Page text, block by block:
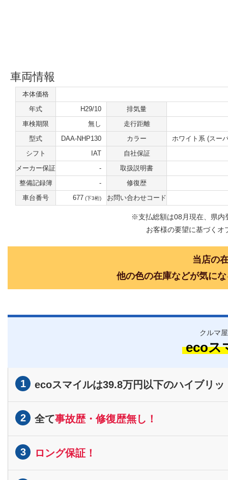
車両情報
本体価格
年式
H29/10
排気量
車検期限
無し
走行距離
型式
DAA-NHP130 カラー
ホワイト系 (スー
シフト
IAT
自社保証
メーカー保証
-
取扱説明書
整備記録簿
-
修復歴
車台番号
677 (下3桁) お問い合わせコード
※⽀払総額は08⽉現在、県内
お客様の要望に基づくオ
当店の
他の色の在庫などが気に
クルマ
ecoス
1 ecoスマイルは39.8万円以下のハイブリッ
2 全て事故歴・修復歴無し！
3 ロング保証！